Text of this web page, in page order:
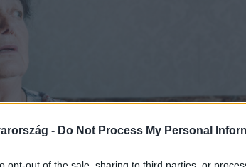
- Do Not Process My Personal